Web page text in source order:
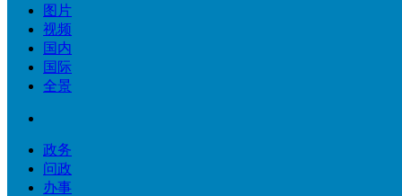
图片
视频
国内
国际
全景
政务
问政
办事